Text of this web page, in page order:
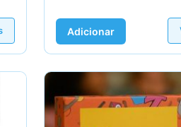
Adicionar